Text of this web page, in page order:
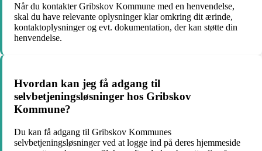
Når du kontakter Gribskov Kommune med en henvendelse,
skal du have relevante oplysninger klar omkring dit ærinde,
kontaktoplysninger og evt. dokumentation, der kan støtte din
henvendelse.
Hvordan kan jeg få adgang til
selvbetjeningsløsninger hos Gribskov
Kommune?
Du kan få adgang til Gribskov Kommunes
selvbetjeningsløsninger ved at logge ind på deres hjemmeside